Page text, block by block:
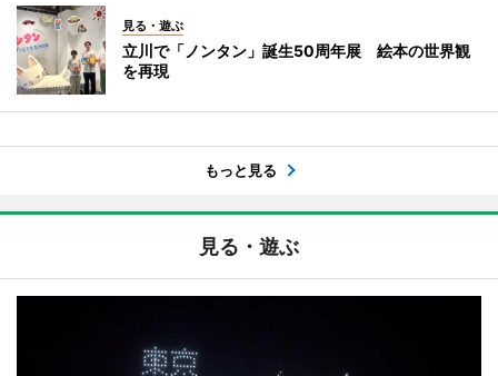
見る・遊ぶ
立川で「ノンタン」誕生50周年展 絵本の世界観
を再現
もっと見る
見る・遊ぶ